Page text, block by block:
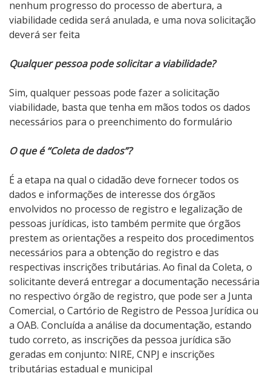
nenhum progresso do processo de abertura, a
viabilidade cedida será anulada, e uma nova solicitação
deverá ser feita
Qualquer pessoa pode solicitar a viabilidade?
Sim, qualquer pessoas pode fazer a solicitação
viabilidade, basta que tenha em mãos todos os dados
necessários para o preenchimento do formulário
O que é “Coleta de dados”?
É a etapa na qual o cidadão deve fornecer todos os
dados e informações de interesse dos órgãos
envolvidos no processo de registro e legalização de
pessoas jurídicas, isto também permite que órgãos
prestem as orientações a respeito dos procedimentos
necessários para a obtenção do registro e das
respectivas inscrições tributárias. Ao final da Coleta, o
solicitante deverá entregar a documentação necessária
no respectivo órgão de registro, que pode ser a Junta
Comercial, o Cartório de Registro de Pessoa Jurídica ou
a OAB. Concluída a análise da documentação, estando
tudo correto, as inscrições da pessoa jurídica são
geradas em conjunto: NIRE, CNPJ e inscrições
tributárias estadual e municipal